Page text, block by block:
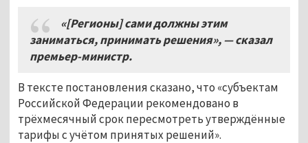
«[Регионы] сами должны этим
заниматься, принимать решения», — сказал
премьер-министр.
В тексте постановления сказано, что «субъектам
Российской Федерации рекомендовано в
трёхмесячный срок пересмотреть утверждённые
тарифы с учётом принятых решений».